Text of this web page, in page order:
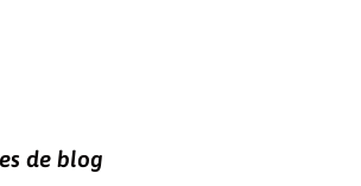
de blog